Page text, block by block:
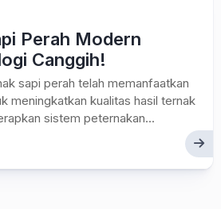
Perah Modern
Canggih!
sapi perah telah memanfaatkan
meningkatkan kualitas hasil ternak
sistem peternakan...